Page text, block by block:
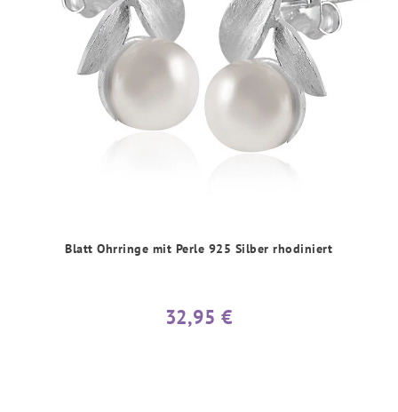
Blatt Ohrringe mit Perle 925 Silber rhodiniert
32,95 €